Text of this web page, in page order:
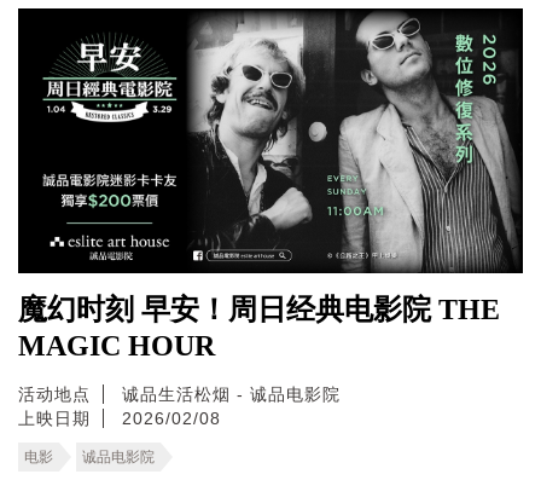
魔幻时刻 早安！周日经典电影院 THE
MAGIC HOUR
活动地点
诚品生活松烟 - 诚品电影院
上映日期
2026/02/08
电影 诚品电影院